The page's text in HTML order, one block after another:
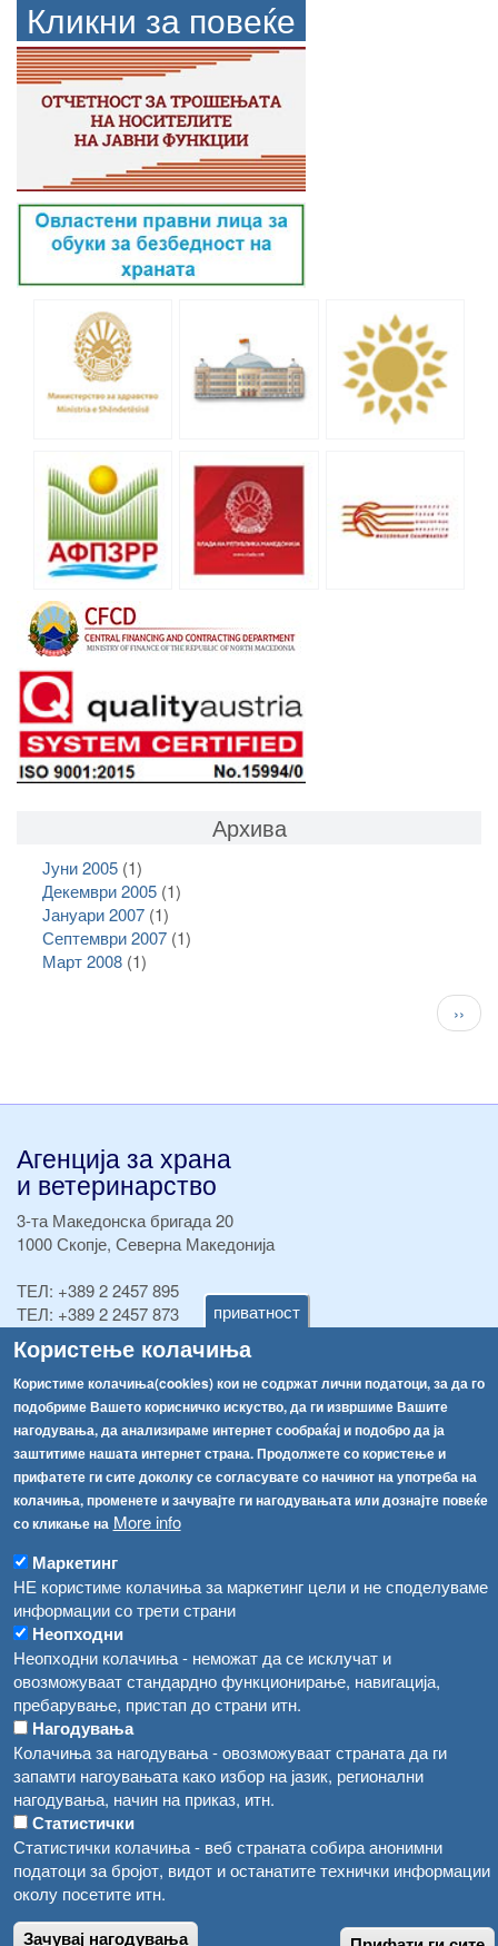
приватност
Користење колачиња
Користиме колачиња(cookies) кои не содржат лични податоци, за да го
подобриме Вашето корисничко искуство, да ги извршиме Вашите
нагодувања, да анализираме интернет сообраќај и подобро да ја
заштитиме нашата интернет страна. Продолжете со користење и
прифатете ги сите доколку се согласувате со начинот на употреба на
колачиња, променете и зачувајте ги нагодувањата или дознајте повеќе
со кликање на More info
Маркетинг
НЕ користиме колачиња за маркетинг цели и не споделуваме
информации со трети страни
Неопходни
Неопходни колачиња - неможат да се исклучат и
овозможуваат стандардно функционирање, навигација,
пребарување, пристап до страни итн.
Нагодувања
Колачиња за нагодувања - овозможуваат страната да ги
запамти нагоувањата како избор на јазик, регионални
нагодувања, начин на приказ, итн.
Статистички
Статистички колачиња - веб страната собира анонимни
податоци за бројот, видот и останатите технички информации
околу посетите итн.
Зачувај нагодувања
Кликни за повеќе
Архива
Јуни 2005(1)
Декември 2005(1)
Јануари 2007(1)
Септември 2007(1)
Март 2008(1)
››
Агенција за храна
и ветеринарство
3-та Македонска бригада 20
1000 Скопје, Северна Македонија
ТЕЛ: +389 2 2457 895
ТЕЛ: +389 2 2457 873
Факс:
Факс:+389 2 2457 871
info@fva.gov.mk
[АХВ-претходна страна]
Соопштенија
Високите температури ризик од труење со храна, опасни се и за животните
Водата во Гостивар може да се користи како техничка, продолжува испораката на флаширана вода
Во Гостивар спроведени 70 вонредни контроли
Забраната за водата во Гостивар останува на сила, операторите да користат само технички безбедна вода
Забранета за пиење водата од гостиварскиот водовод
Навигација
Архива
Регистри
Забрани